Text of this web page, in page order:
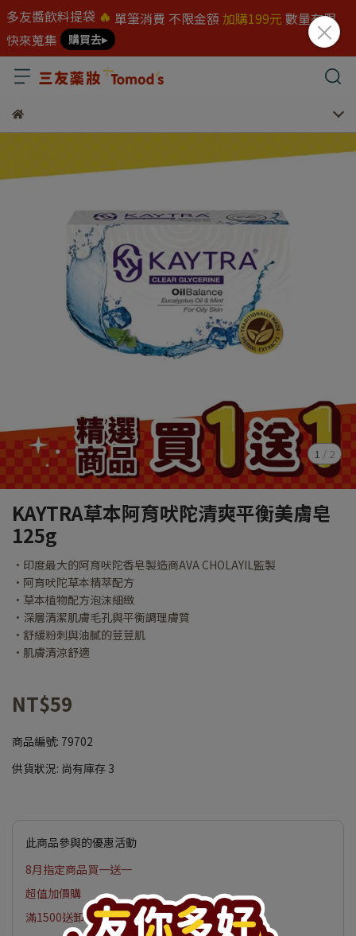
多友醬飲料提袋 🔥 單筆消費 不限金額 加購199元 數量有限
快來蒐集
購買去▸
1 / 2
KAYTRA草本阿育吠陀清爽平衡美膚皂
125g
•印度最大的阿育吠陀香皂製造商AVA CHOLAYIL監製
•阿育吠陀草本精萃配方
•草本植物配方泡沫細緻
•深層清潔肌膚毛孔與平衡調理膚質
•舒緩粉刺與油膩的荳荳肌
•肌膚清涼舒適
NT$59
商品編號: 79702
供貨狀況: 尚有庫存 3
此商品參與的優惠活動
8月指定商品買一送一
超值加價購
滿1500送卸妝膏2000送拉絲乳霜